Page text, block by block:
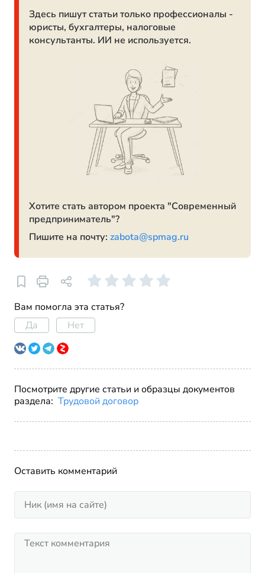
Здесь пишут статьи только профессионалы -
юристы, бухгалтеры, налоговые
консультанты. ИИ не используется.
Хотите стать автором проекта "Современный
предприниматель"?
Пишите на почту: zabota@spmag.ru
Вам помогла эта статья?
Да
Нет
Посмотрите другие статьи и образцы документов
раздела: Трудовой договор
Оставить комментарий